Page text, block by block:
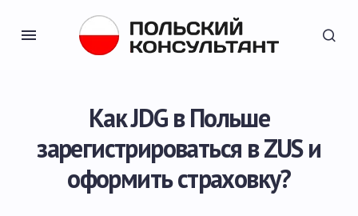
Как JDG в Польше
зарегистрироваться в ZUS и
оформить страховку?